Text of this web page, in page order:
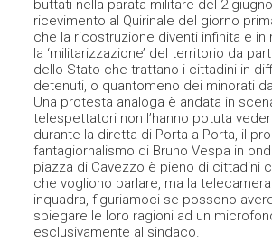
buttati nella parata militare del 2
ricevimento al Quirinale del giorno
che la ricostruzione diventi infinita e in
la ‘militarizzazione’ del territorio da
dello Stato che trattano i cittadini in
detenuti, o quantomeno dei minorati
Una protesta analoga è andata in
telespettatori non l’hanno potuta
durante la diretta di Porta a Porta, il
fantagiornalismo di Bruno Vespa in
piazza di Cavezzo è pieno di cittadini
che vogliono parlare, ma la
inquadra, figuriamoci se possono
spiegare le loro ragioni ad un
esclusivamente al sindaco.